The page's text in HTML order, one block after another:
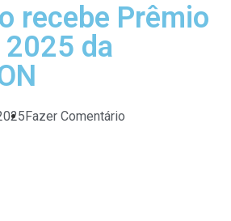
recebe Prêmio
da
Fazer Comentário